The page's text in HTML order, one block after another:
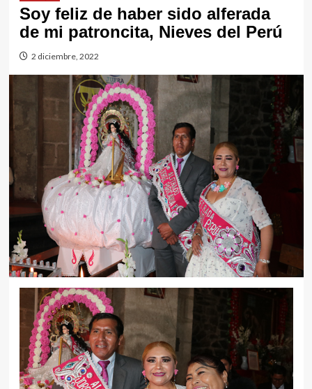
Soy feliz de haber sido alferada
de mi patroncita, Nieves del Perú
2 diciembre, 2022